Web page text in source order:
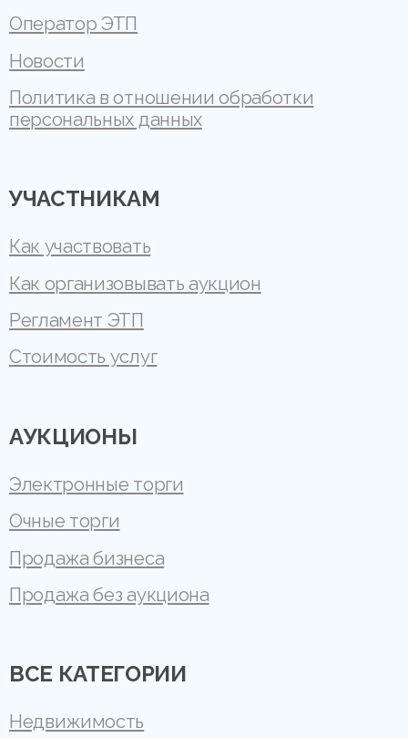
Оператор ЭТП
Новости
Политика в отношении обработки
персональных данных
УЧАСТНИКАМ
Как участвовать
Как организовывать аукцион
Регламент ЭТП
Стоимость услуг
АУКЦИОНЫ
Электронные торги
Очные торги
Продажа бизнеса
Продажа без аукциона
ВСЕ КАТЕГОРИИ
Недвижимость